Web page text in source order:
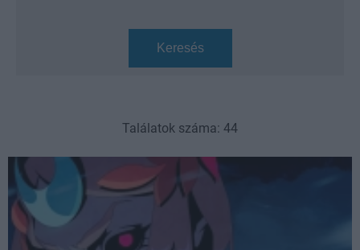
Keresés
Találatok száma: 44